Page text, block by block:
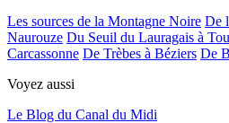
Les sources de la Montagne Noire De
Naurouze Du Seuil du Lauragais à
Carcassonne De Trèbes à Béziers De
Voyez aussi
Le Blog du Canal du Midi